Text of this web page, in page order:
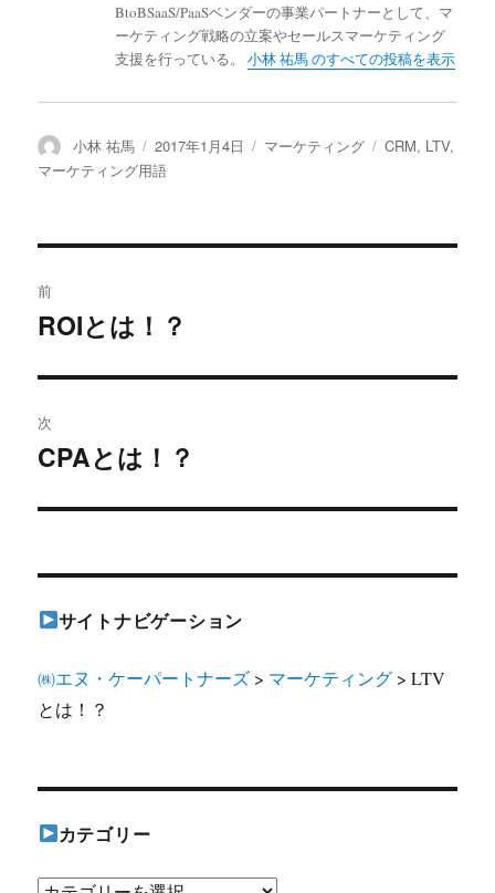
BtoBSaaS/PaaSベンダーの事業パートナーとして、マ
ーケティング戦略の立案やセールスマーケティング
支援を行っている。小林 祐馬 のすべての投稿を表示
投
稿
小林 祐馬
投
稿
2017年1月4日
カ
マーケティング
タ
CRM, LTV,
マーケティング用語
稿
ビ
ゲ
ー
ン
前
過
の
投
稿:
ROIとは！？
次
次
投
CPAとは！？
サイトナビゲーション
㈱エヌ・ケーパートナーズ > マーケティング >LTV
とは！？
カテゴリー